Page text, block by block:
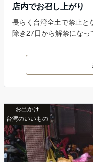
店内でお召し上がり
長らく台湾全土で禁止と
除き27日から解禁になっ
お出かけ
台湾のいいもの